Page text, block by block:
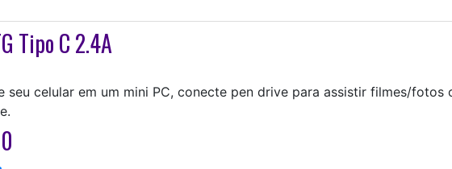
Tipo C 2.4A
seu celular em um mini PC, conecte pen drive para assistir filmes/fotos